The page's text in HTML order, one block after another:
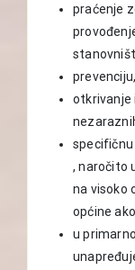
praćenje
otkrivanje
, naročito
na visoko
općine
u